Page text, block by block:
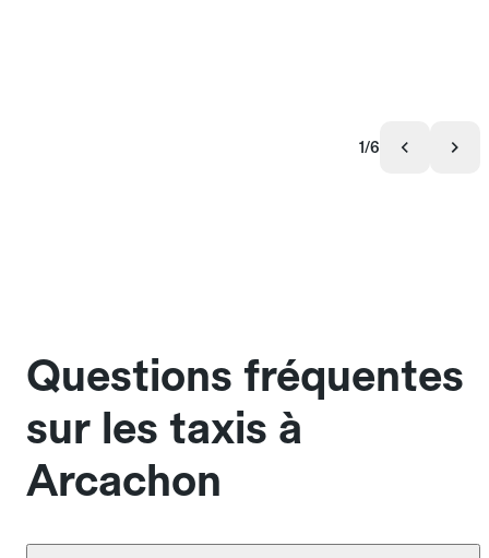
1/6
Questions fréquentes
sur les taxis à
Arcachon